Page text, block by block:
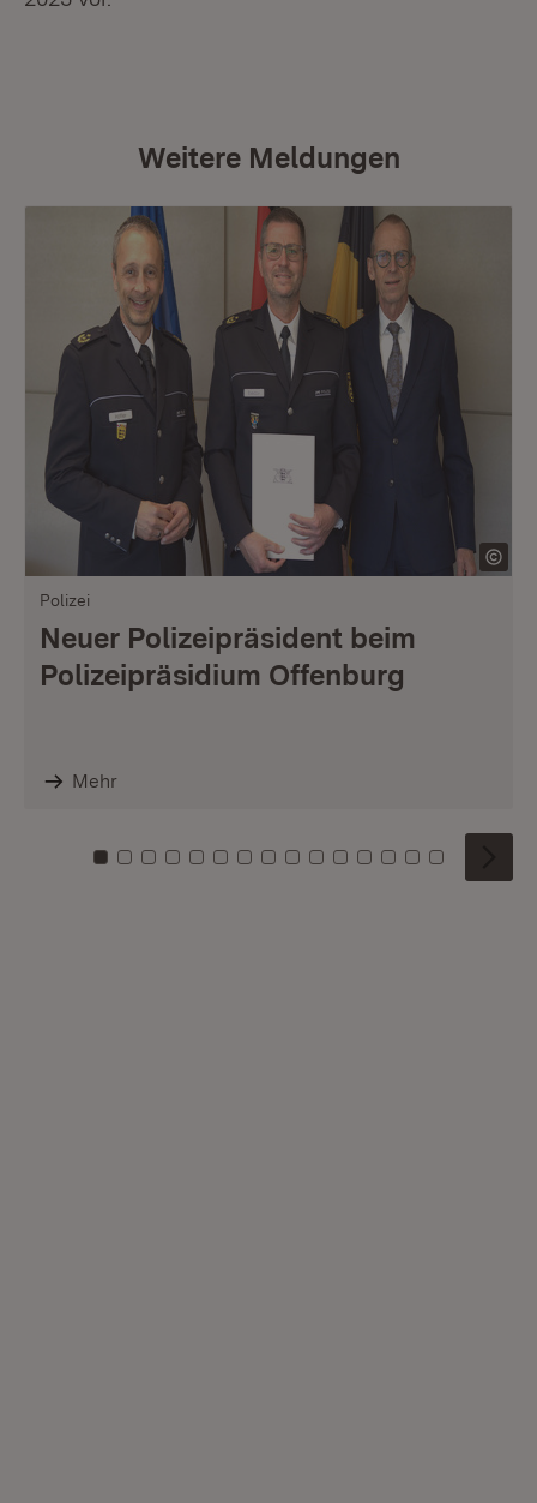
Weitere Meldungen
Polizei
Neuer Polizeipräsident beim
Polizeipräsidium Offenburg
Mehr
Zu Kachel: 0
Zu Kachel: 1
Zu Kachel: 2
Zu Kachel: 3
Zu Kachel: 4
Zu Kachel: 5
Zu Kachel: 6
Zu Kachel: 7
Zu Kachel: 8
Zu Kachel: 9
Zu Kachel: 10
Zu Kachel: 11
Zu Kachel: 12
Zu Kachel:
Zu